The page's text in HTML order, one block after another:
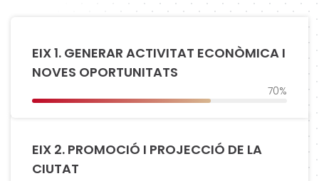
EIX 1. GENERAR ACTIVITAT ECONÒMICA I
NOVES OPORTUNITATS
70%
EIX 2. PROMOCIÓ I PROJECCIÓ DE LA
CIUTAT